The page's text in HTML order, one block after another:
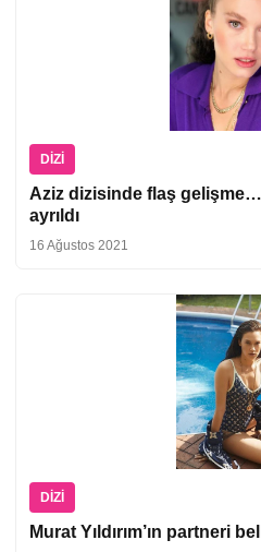
DIZI
Aziz dizisinde flaş
ayrıldı
16 Ağustos 2021
DIZI
Murat Yıldırım’ın partneri